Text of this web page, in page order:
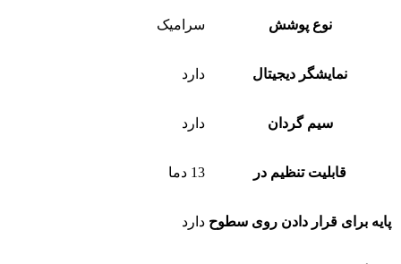
نوع پوشش سرامیک
نمایشگر دیجیتال دارد
سیم گردان دارد
قابلیت تنظیم در 13 دما
پایه برای قرار دادن روی سطوح دارد